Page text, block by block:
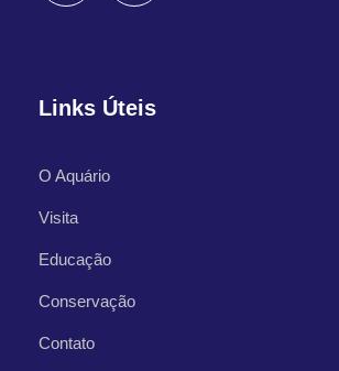
Links Úteis
O Aquário
Visita
Educação
Conservação
Contato